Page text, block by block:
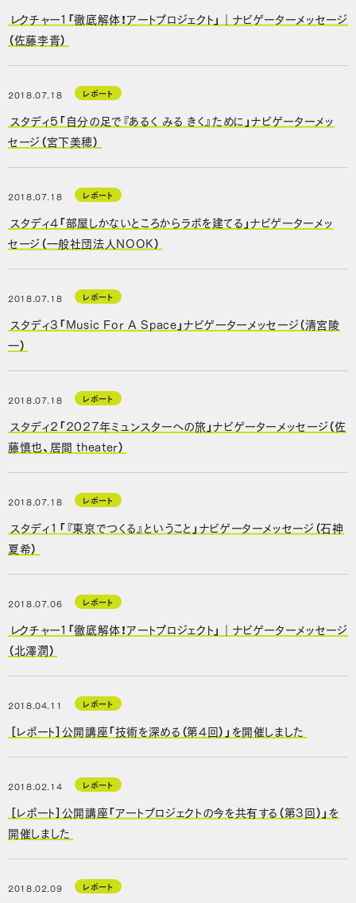
レクチャー１「徹底解体！アートプロジェクト」｜ナビゲーターメッセージ
（佐藤李青）
2018.07.18 レポート
スタディ5「自分の足で『あるく みる きく』ために」ナビゲーターメッ
セージ（宮下美穂）
2018.07.18 レポート
スタディ4「部屋しかないところからラボを建てる」ナビゲーターメッ
セージ（一般社団法人NOOK）
2018.07.18 レポート
スタディ3「Music For A Space」ナビゲーターメッセージ（清宮陵
一）
2018.07.18 レポート
スタディ2「2027年ミュンスターへの旅」ナビゲーターメッセージ（佐
藤慎也、居間 theater）
2018.07.18 レポート
スタディ1「『東京でつくる』ということ」ナビゲーターメッセージ（石神
夏希）
2018.07.06 レポート
レクチャー１「徹底解体！アートプロジェクト」｜ナビゲーターメッセージ
（北澤潤）
2018.04.11 レポート
［レポート］公開講座「技術を深める（第4回）」を開催しました
2018.02.14 レポート
［レポート］公開講座「アートプロジェクトの今を共有する（第3回）」を
開催しました
2018.02.09 レポート